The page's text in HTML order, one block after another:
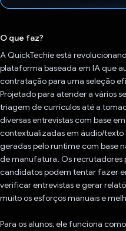
O que faz?
A QuickTechie está
plataforma baseada em IA que
contratação para uma seleção
Projetado para atender a vários
triagem de currículos até a
diversas entrevistas com base
contextualizadas em áudio/texto
geradas pelo runtime com base
de manufatura. Os recrutadores
candidatos podem tentar fazer
verificar entrevistas e gerar
muito os esforços manuais e
Para os alunos, ele funciona